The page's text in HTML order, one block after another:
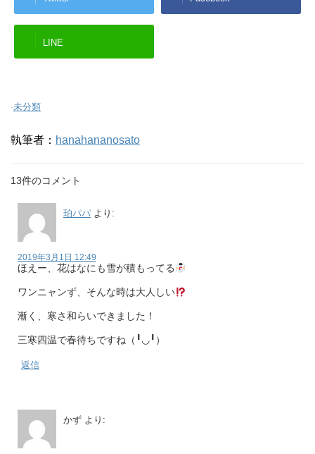
LINE
-未分類
執筆者： hanahananosato
13件のコメント
珀パパ より:
2019年3月1日 12:49
ほえー、花はなにも雪が積もってる
ワンニャンず、そんな時は大人しい
漸く、寒さ和らいできました！
三寒四温で春待ちですね（╹◡╹）
返信
かず より: